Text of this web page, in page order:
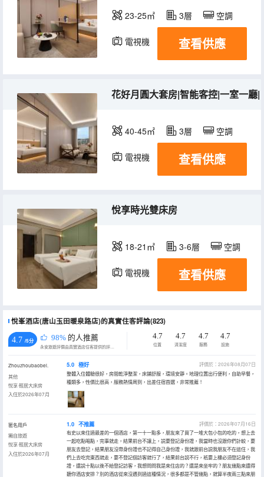
23-25㎡ 3層 空調
電視機 查看供應
花好月圓大套房|智能客控|一室一廳|
40-45㎡ 3層 空調
電視機 查看供應
悅享時光雙床房
18-21㎡ 3-6層 空調
電視機 查看供應
悅峯酒店(唐山玉田暖泉路店)的真實住客評論(823)
4.7 /5分 98% 的人推薦
永安旅遊評價由真實酒店住客提供的評價。
4.7
位置
4.7
清潔度
4.7
服務
4.7
設施
Zhouzhoubaobei.
其他
悅享·輕居大床房
入住於2026年07月
5.0 極好
評價於：2026年08月07日
整體入住體驗很好，房間乾淨整潔，床鋪舒服，環境安靜。地理位置出行便利，自助早餐，
種類多，性價比很高，服務熱情周到，出差住宿首選，非常推薦！
匿名用戶
獨自旅遊
悅享·輕居大床房
入住於2026年07月
1.0 不推薦
評價於：2026年07月16日
有史以來住過最差的一個酒店，第一十一點多，朋友來了買了一堆大包小包的吃的，想上去
一起吃點喝點，完事就走，結果前台不讓上，説要登記身份證，我當時也沒跟你們計較，要
朋友去登記，結果朋友沒帶身份證也不記得自己身份證，我就跟前台説我朋友不在這住，我
們上去吃完東西就走，要不登記個訪客就行了，結果前台説不行，衹要上樓必須登記身份
證，還説十點以後不給登記訪客，我想問問我是來住店的？還是來坐牢的？朋友幾點來還得
聽你酒店安排？別的酒店從來沒遇到過這種情況，很多都是不管幾點，就算半夜兩三點來朋